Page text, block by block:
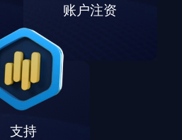
账户注资
支持